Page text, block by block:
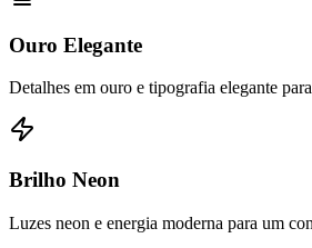
Ouro Elegante
Detalhes em ouro e tipografia elegante
Brilho Neon
Luzes neon e energia moderna para um